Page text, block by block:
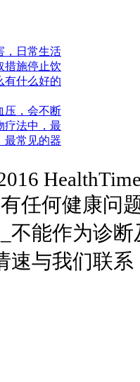
，日常生活
措施停止饮
有什么好的
压，会不断
疗法中，最
最常见的器
任何健康问
不能作为诊
速与我们联系